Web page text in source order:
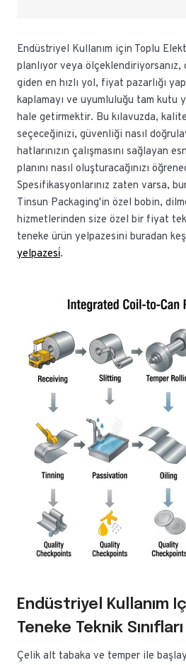
Endüstriyel Kullanım için Toplu
planlıyor veya
giden en hızlı yol, fiyat pazarlığı
kaplamayı ve uyumluluğu tam kutu
hale getirmektir. Bu kılavuzda,
seçeceğinizi, güvenliği nasıl
hatlarınızın çalışmasını sağlayan
planını nasıl oluşturacağınızı
Spesifikasyonlarınız zaten varsa,
Tinsun Packaging'in özel bobin,
hizmetlerinden size özel bir fiyat
teneke ürün yelpazesini buradan
yelpazesi̇.
Endüstriyel Kullanım
Teneke Teknik Sınıfları
Çelik alt tabaka ve temper ile